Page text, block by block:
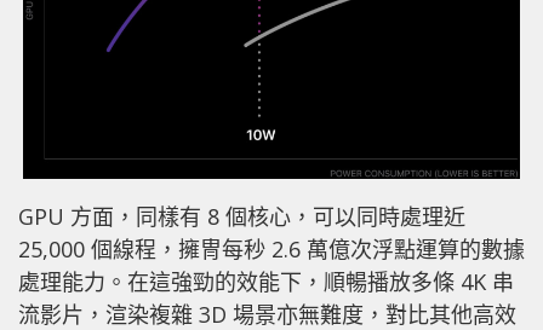
GPU 方面，同樣有 8 個核心，可以同時處理近
25,000 個線程，擁冑每秒 2.6 萬億次浮點運算的數據
處理能力。在這強勁的效能下，順暢播放多條 4K 串
流影片，渲染複雜 3D 場景亦無難度，對比其他高效